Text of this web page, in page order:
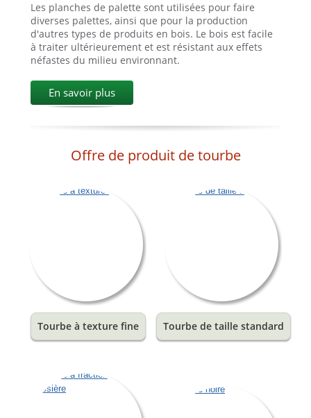
Les planches de palette sont utilisées pour faire
diverses palettes, ainsi que pour la production
d'autres types de produits en bois. Le bois est facile
à traiter ultérieurement et est résistant aux effets
néfastes du milieu environnant.
En savoir plus
Offre de produit de tourbe
Tourbe à texture fine Tourbe de taille standard